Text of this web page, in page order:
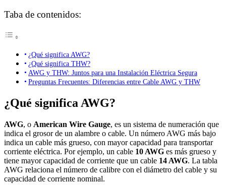
Taba de contenidos:
¿Qué significa AWG?
¿Qué significa THW?
AWG y THW: Juntos para una Instalación Eléctrica Segura
Preguntas Frecuentes: Diferencias entre Cable AWG y THW
¿Qué significa AWG?
AWG, o American Wire Gauge, es un sistema de numeración que
indica el grosor de un alambre o cable. Un número AWG más bajo
indica un cable más grueso, con mayor capacidad para transportar
corriente eléctrica. Por ejemplo, un cable 10 AWG es más grueso y
tiene mayor capacidad de corriente que un cable 14 AWG. La tabla
AWG relaciona el número de calibre con el diámetro del cable y su
capacidad de corriente nominal.